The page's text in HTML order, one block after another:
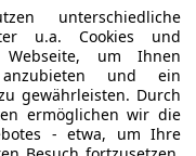
Komfort und die
und zahlreiche
wichtige
in die
für Dreipunkt-
unterschiedliche
u.a. Cookies und
um Ihnen
anzubieten und ein
gewährleisten. Durch
ermöglichen wir die
- etwa, um Ihre